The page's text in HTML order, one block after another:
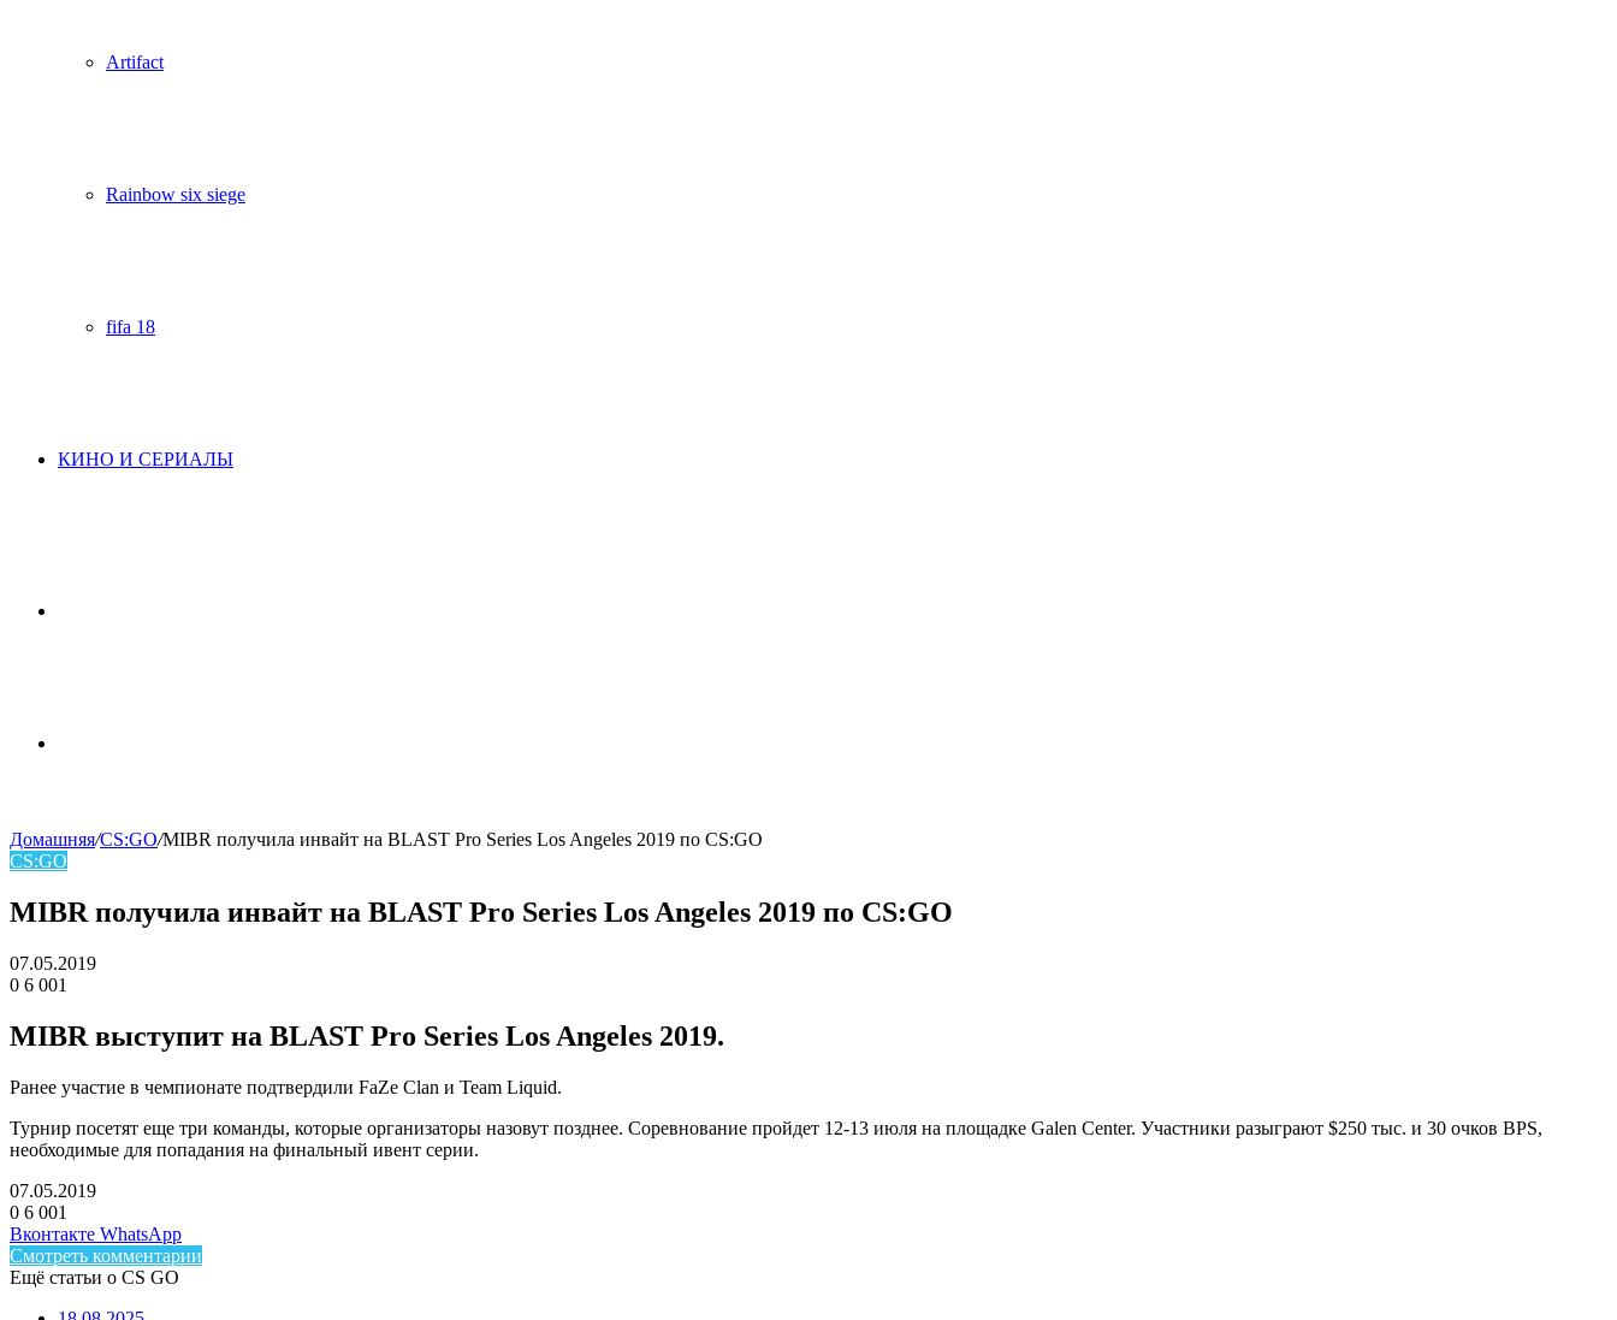
Artifact
Rainbow six siege
fifa 18
КИНО И СЕРИАЛЫ
skin
Домашняя/CS:GO/MIBR получила инвайт на BLAST Pro Series Los Angeles 2019 по CS:GO
CS:GO
MIBR получила инвайт на BLAST Pro Series Los Angeles 2019 по CS:GO
07.05.2019
0 6 001
MIBR выступит на BLAST Pro Series Los Angeles 2019.
Ранее участие в чемпионате подтвердили FaZe Clan и Team Liquid.
Турнир посетят еще три команды, которые организаторы назовут позднее. Соревнование пройдет 12-13 июля на площадке Galen Center. Участники разыграют $250 тыс. и 30 очков BPS,
необходимые для попадания на финальный ивент серии.
07.05.2019
0 6 001
Facebook
Twitter
LinkedIn
Вконтакте WhatsAppTelegram
Смотреть комментарии
Ещё статьи о CS GO